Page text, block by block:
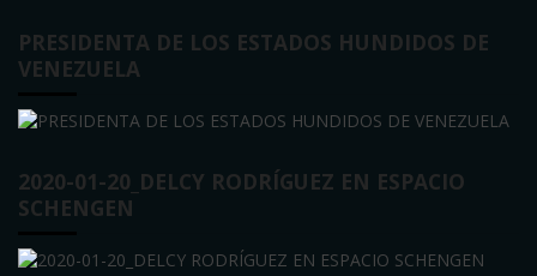
PRESIDENTA DE LOS ESTADOS HUNDIDOS DE
VENEZUELA
2020-01-20_DELCY RODRÍGUEZ EN ESPACIO
SCHENGEN